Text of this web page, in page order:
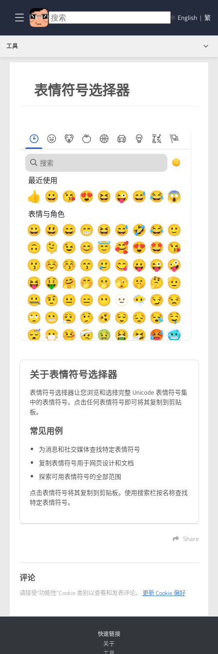
🌐 English | 繁
表情符号选择器
工具
关于表情符号选择器
表情符号选择器让您浏览和选择完整 Unicode 表情符号集
中的表情符号。点击任何表情符号即可将其复制到剪贴
板。
常见用例
为消息和社交媒体查找特定表情符号
复制表情符号用于网页设计和文档
探索可用表情符号的全部范围
点击表情符号将其复制到剪贴板。使用搜索栏按名称查找
特定表情符号。
Share
评论
请接受“功能性”Cookie 类别以查看和发表评论。 更新 Cookie 偏好
快速链接
关于